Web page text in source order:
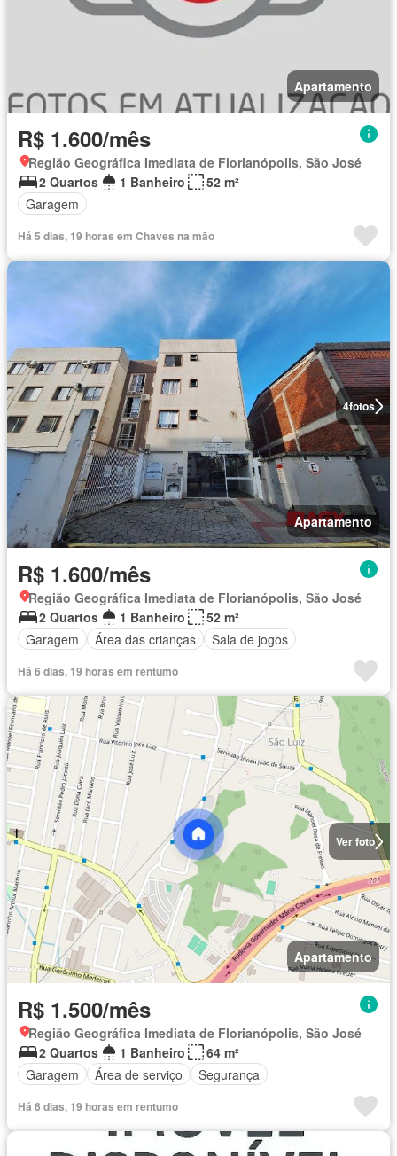
Apartamento
R$ 1.600/mês
Região Geográfica Imediata de Florianópolis, São José
2 Quartos
1 Banheiro
52 m²
Garagem
Há 5 dias, 19 horas em Chaves na mão
4fotos
Apartamento
R$ 1.600/mês
Região Geográfica Imediata de Florianópolis, São José
2 Quartos
1 Banheiro
52 m²
Garagem
Área das crianças Sala de jogos
Há 6 dias, 19 horas em rentumo
Ver foto
Apartamento
R$ 1.500/mês
Região Geográfica Imediata de Florianópolis, São José
2 Quartos
1 Banheiro
64 m²
Garagem
Área de serviço Segurança
Há 6 dias, 19 horas em rentumo